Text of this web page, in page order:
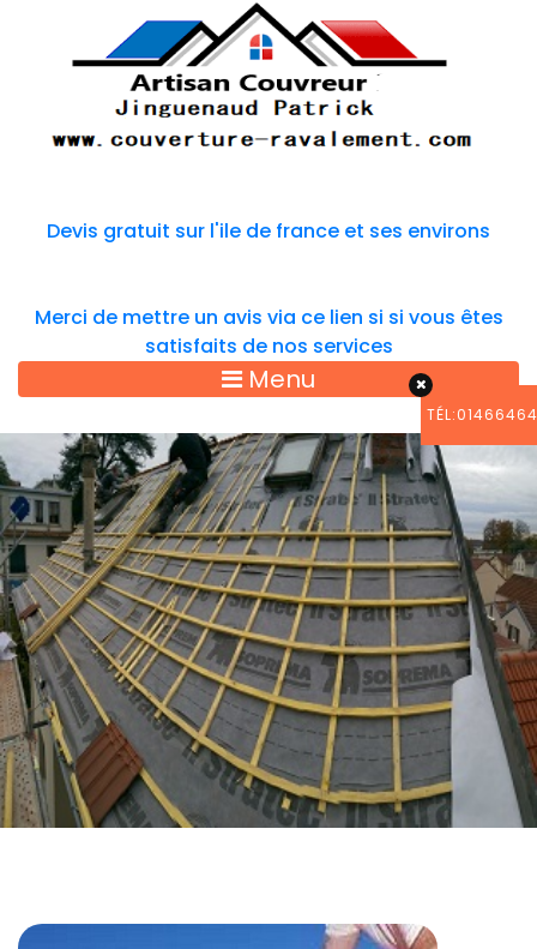
Devis gratuit sur l'ile de france et ses environs
Merci de mettre un avis via ce lien si si vous êtes
satisfaits de nos services
Menu